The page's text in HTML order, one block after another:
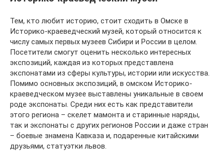
Тем, кто любит историю, стоит сходить в Омске в
Историко-краеведческий музей, который относится к
числу самых первых музеев Сибири и России в целом.
Посетители смогут оценить несколько интересных
экспозиций, каждая из которых представлена
экспонатами из сферы культуры, истории или искусства.
Помимо основных экспозиций, в омском Историко-
краеведческом музее выставлены уникальные в своем
роде экспонаты. Среди них есть как представители
этого региона – скелет мамонта и старинные наряды,
так и экспонаты с других регионов России и даже стран
– боевые знамена Кавказа и, подаренные китайскими
друзьями, статуэтки львов.